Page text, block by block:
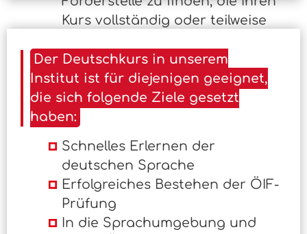
Kurs vollständig oder teilweise
Der Deutschkurs in unserem
Institut ist für diejenigen geeignet,
die sich folgende Ziele gesetzt
haben:
Schnelles Erlernen der
deutschen Sprache
Erfolgreiches Bestehen der ÖIF-
Prüfung
In die Sprachumgebung und